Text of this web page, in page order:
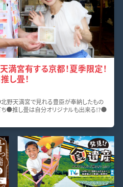
満宮有する京都！夏季限定！
し畳！
野天満宮で見れる豊臣が奉納したもの
●推し畳は自分オリジナルも出来る!?●